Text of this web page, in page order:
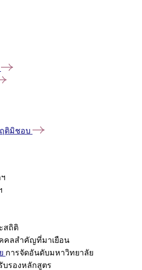
ติมิชอบ
สถิติ
คลสำคัญที่มาเยือน
การจัดอันดับมหาวิทยาลัย
บรองหลักสูตร